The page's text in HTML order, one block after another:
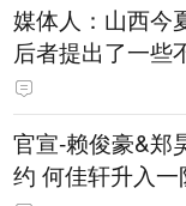
媒体人：山西今
后者提出了一些
官宣-赖俊豪&郑
约 何佳轩升入一